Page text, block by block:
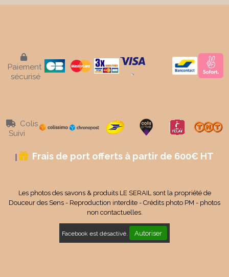

Paiement
sécurisé

Colis
Suivi
 Frais de port offerts à partir de 600€ HT
Les photos des savons & produits LE SERAIL sont la propriété de
Douceur des Sens - Reproduction interdite - Crédits photo PM - photos
non contactuelles.
Facebook est désactivé. Autoriser